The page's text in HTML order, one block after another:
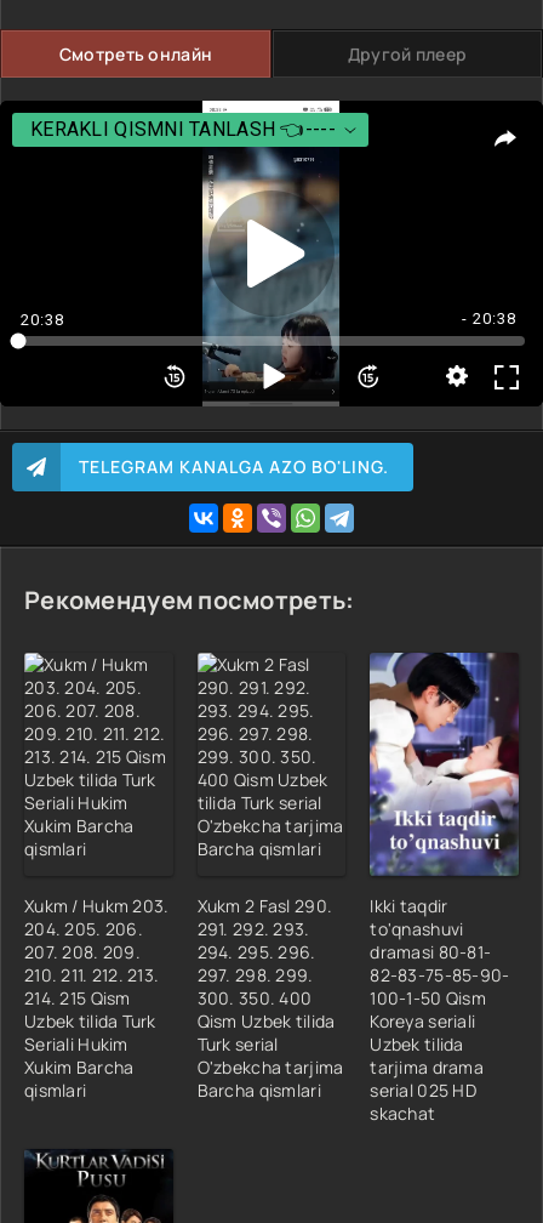
Смотреть онлайн Другой плеер
20:38 - 20:38
KERAKLI QISMNI TANLASH 👈----
KERAKLI QISMNI TANLASH 👈----
34 QISM
56-61 QISM
62-73 QISMTELEGRAM KANALGA AZO BO'LING.
Рекомендуем посмотреть:
Xukm / Hukm 203.
204. 205. 206.
207. 208. 209.
210. 211. 212. 213.
214. 215 Qism
Uzbek tilida Turk
Seriali Hukim
Xukim Barcha
qismlari
Xukm 2 Fasl 290.
291. 292. 293.
294. 295. 296.
297. 298. 299.
300. 350. 400
Qism Uzbek tilida
Turk serial
O'zbekcha tarjima
Barcha qismlari
Ikki taqdir
to'qnashuvi
dramasi 80-81-
82-83-75-85-90-
100-1-50 Qism
Koreya seriali
Uzbek tilida
tarjima drama
serial 025 HD
skachat